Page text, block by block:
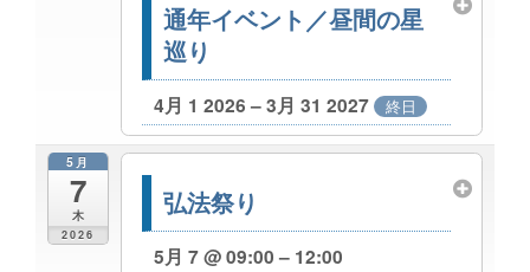
通年イベント／昼間の星
巡り
4月 1 2026 – 3月 31 2027 終日
5月
7
木
2026
弘法祭り
5月 7 @ 09:00 – 12:00